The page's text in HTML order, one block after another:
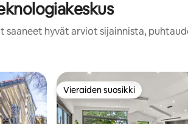
hyvät arviot sijainnista,
Vieraiden suosikki
Vieraiden suosikki